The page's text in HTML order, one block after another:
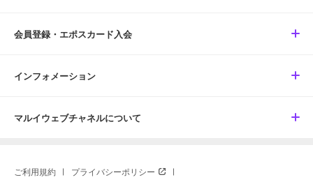
会員登録・エポスカード入会
インフォメーション
マルイウェブチャネルについて
ご利用規約 プライバシーポリシー